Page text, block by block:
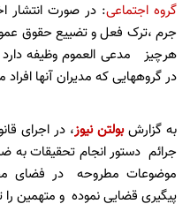
گروه اجتماعی: در صورت انتشار
جرم ،ترک فعل و تضییع حقوق
هرچیز مدعی العموم وظیفه دارد
در گروههایی که مدیران آنها
به گزارشبولتن نیوز، در اجرای
جرائم دستور انجام تحقیقات به
موضوعات مطروحه در فضای
پیگیری قضایی نموده و متهمین